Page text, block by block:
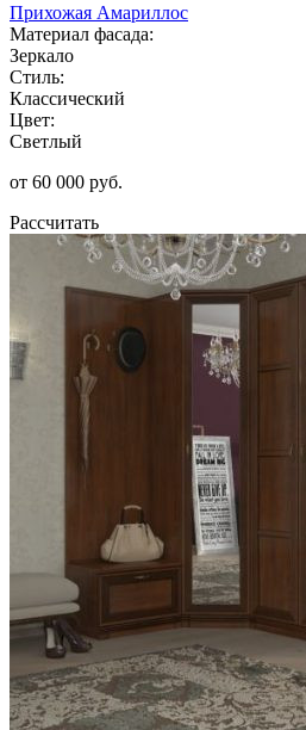
Прихожая Амариллос
Материал фасада:
Зеркало
Стиль:
Классический
Цвет:
Светлый
от 60 000 руб.
Рассчитать